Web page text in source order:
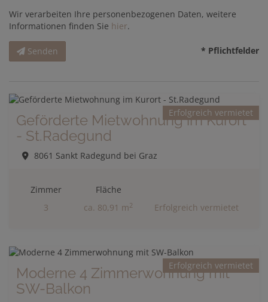
Wir verarbeiten Ihre personenbezogenen Daten, weitere
Informationen finden Sie hier.
Senden * Pflichtfelder
Erfolgreich vermietet
Geförderte Mietwohnung im Kurort
- St.Radegund
8061 Sankt Radegund bei Graz
Zimmer
3
Fläche
ca. 80,91 m2 Erfolgreich vermietet
Erfolgreich vermietet
Moderne 4 Zimmerwohnung mit
SW-Balkon